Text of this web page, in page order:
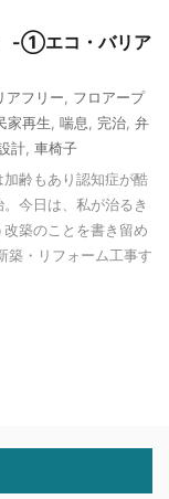
-①エコ・バリア
アフリー
フロアープ
家再生 喘息 完治 弁
計 車椅子
齢もあり認知症が酷
今日は、私が治るき
築のことを書き留め
築・リフォーム工事す